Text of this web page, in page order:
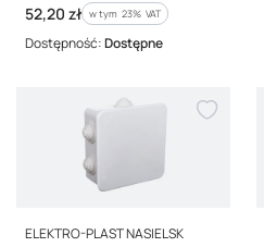
Cena brutto
52,20 zł w tym %s VAT
w tym 23% VAT
Dostępność:Dostępne
PRODUCENT
ELEKTRO-PLAST NASIELSK